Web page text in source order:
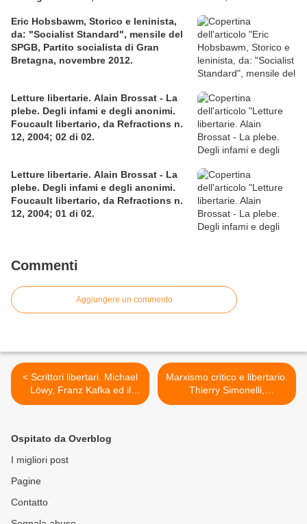
Eric Hobsbawm, Storico e leninista,
da: "Socialist Standard", mensile del
SPGB, Partito socialista di Gran
Bretagna, novembre 2012.
Letture libertarie. Alain Brossat - La
plebe. Degli infami e degli anonimi.
Foucault libertario, da Refractions n.
12, 2004; 02 di 02.
Letture libertarie. Alain Brossat - La
plebe. Degli infami e degli anonimi.
Foucault libertario, da Refractions n.
12, 2004; 01 di 02.
Commenti
Aggiungere un commento
< Scrittori libertari. Michael
Löwy, Franz Kafka ed il
socialismo libertario, da:
Marxismo critico e libertario.
Thierry Simonelli,
Materialismo dialettico e
Ospitato da Overblog
I migliori post
Pagine
Contatto